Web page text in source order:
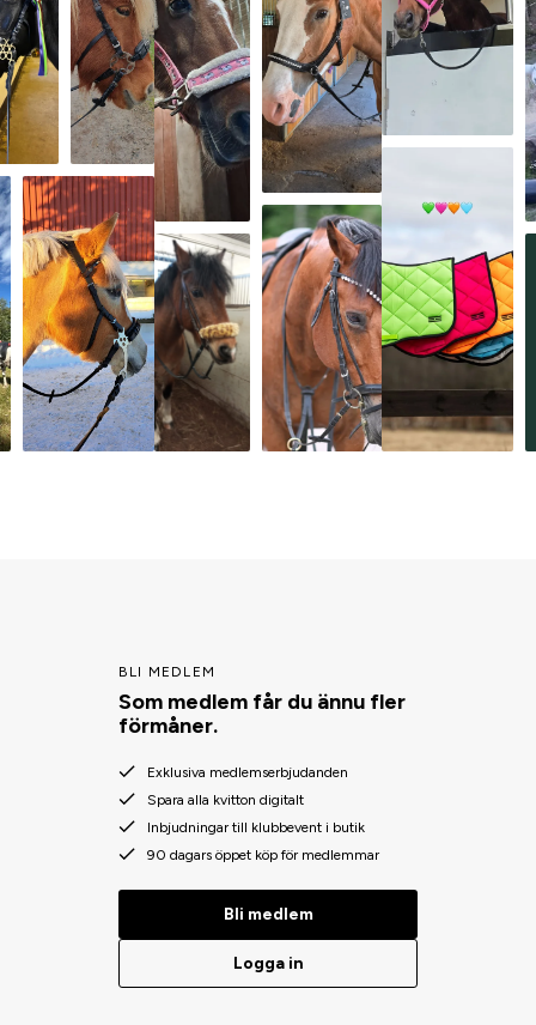
BLI MEDLEM
Som medlem får du ännu fler
förmåner.
Exklusiva medlemserbjudanden
Spara alla kvitton digitalt
Inbjudningar till klubbevent i butik
90 dagars öppet köp för medlemmar
Bli medlem
Logga in